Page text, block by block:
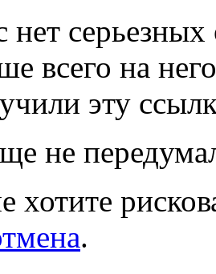
нет
всего на
эту
не
хотите
.